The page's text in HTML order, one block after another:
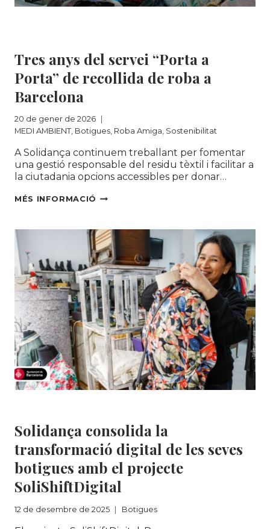
KG
Tres anys del servei “Porta a
Porta” de recollida de roba a
Barcelona
20 de gener de 2026
MEDI AMBIENT, Botigues, Roba Amiga, Sostenibilitat
A Solidança continuem treballant per fomentar
una gestió responsable del residu tèxtil i facilitar a
la ciutadania opcions accessibles per donar…
MÉS INFORMACIÓ TRES ANYS DEL SERVEI “PORTA
DE RECOLLIDA DE
ROBA
A
BARCELONA
Solidança consolida la
transformació digital de les seves
botigues amb el projecte
SoliShiftDigital
12 de desembre de 2025 Botigues